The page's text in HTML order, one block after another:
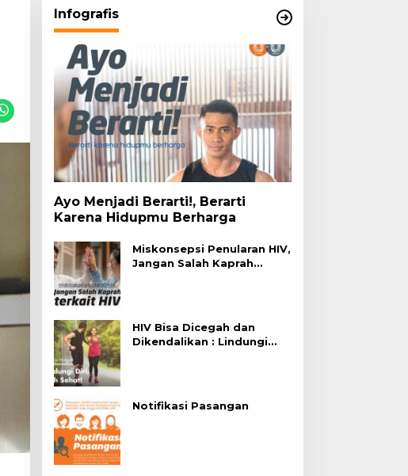
Infografis
Ayo Menjadi Berarti!, Berarti
Karena Hidupmu Berharga
Miskonsepsi Penularan HIV,
Jangan Salah Kaprah
HIV Bisa Dicegah dan
Dikendalikan : Lindungi
Notifikasi Pasangan